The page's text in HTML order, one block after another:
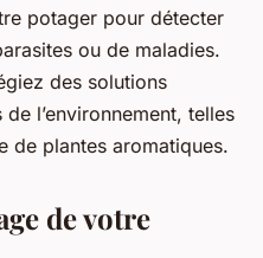
potager pour détecter
ou de maladies.
des solutions
l’environnement, telles
de plantes aromatiques.
de votre